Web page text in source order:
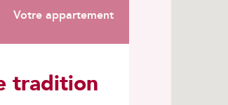
Votre appartement
tradition